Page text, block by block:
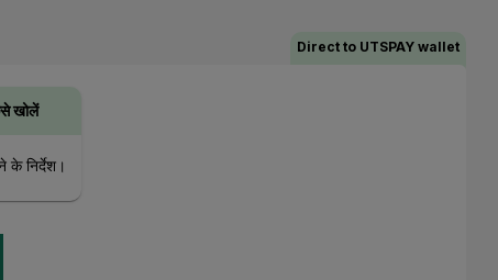
Direct to UTSPAY wallet
खोलें
के निर्देश।